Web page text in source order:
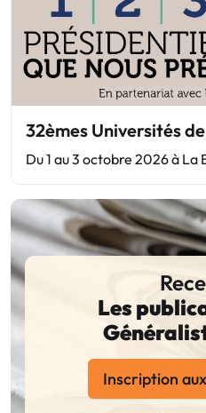
32èmes Universités
Du 1 au 3 octobre 2026 à La
Les
Inscription